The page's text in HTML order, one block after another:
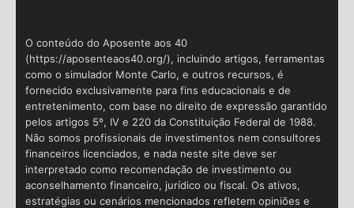
O conteúdo do Aposente aos 40
(https://aposenteaos40.org/), incluindo artigos, ferramentas
como o simulador Monte Carlo, e outros recursos, é
fornecido exclusivamente para fins educacionais e de
entretenimento, com base no direito de expressão garantido
pelos artigos 5º, IV e 220 da Constituição Federal de 1988.
Não somos profissionais de investimentos nem consultores
financeiros licenciados, e nada neste site deve ser
interpretado como recomendação de investimento ou
aconselhamento financeiro, jurídico ou fiscal. Os ativos,
estratégias ou cenários mencionados refletem opiniões e